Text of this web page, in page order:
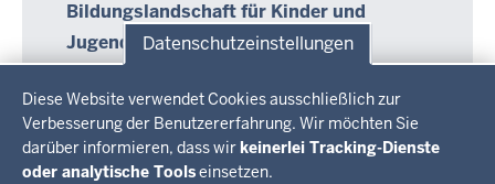
Datenschutzeinstellungen
Diese Website verwendet Cookies ausschließlich zur
Verbesserung der Benutzererfahrung. Wir möchten Sie
darüber informieren, dass wirkeinerlei Tracking-Dienste
oder analytische Toolseinsetzen.
Bildungslandschaft für Kinder und
Jugendliche
Kinder und Jugendliche lernen nicht nur in der
Schule – und dort auch nicht nur im Unterricht.
Diese Erkenntnis hat sich überall durchgesetzt.
Sie lernen auf unterschiedlichen Wegen und an
verschiedenen Orten, überall dort, wo sie sich